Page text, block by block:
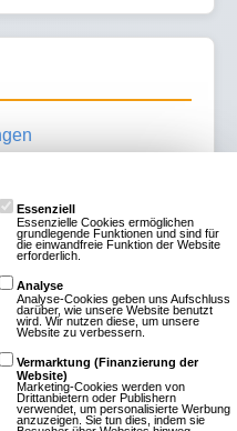
verschmelzen
und Browserspiel
miteinander. In dieser
jungen
Dein eigenes
Spielwelt.
Essenziell
Essenzielle Cookies ermöglichen
grundlegende Funktionen und sind für
die einwandfreie Funktion der Website
erforderlich.
Analyse
Analyse-Cookies geben uns Aufschluss
darüber, wie unsere Website benutzt
wird. Wir nutzen diese, um unsere
Website zu verbessern.
Vermarktung (Finanzierung der
Website)
Marketing-Cookies werden von
Drittanbietern oder Publishern
verwendet, um personalisierte Werbung
anzuzeigen. Sie tun dies, indem sie